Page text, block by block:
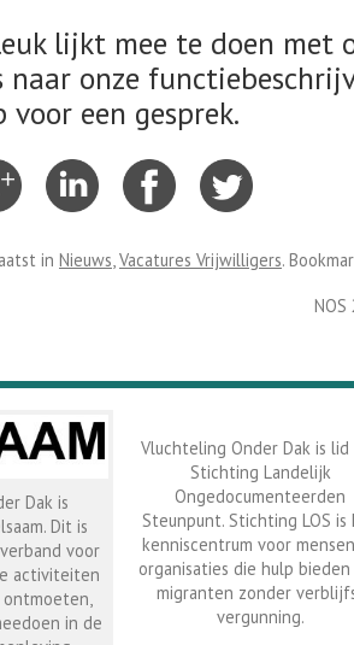
lijkt mee te doen met
naar onze
voor een gesprek.
in Nieuws,Vacatures Vrijwilligers.
Dak is
Dit is
voor
activiteiten
in de
Vluchteling Onder Dak is lid
Stichting Landelijk
Ongedocumenteerden
Steunpunt. Stichting LOS is
kenniscentrum voor
organisaties die hulp bieden
migranten zonder
vergunning.